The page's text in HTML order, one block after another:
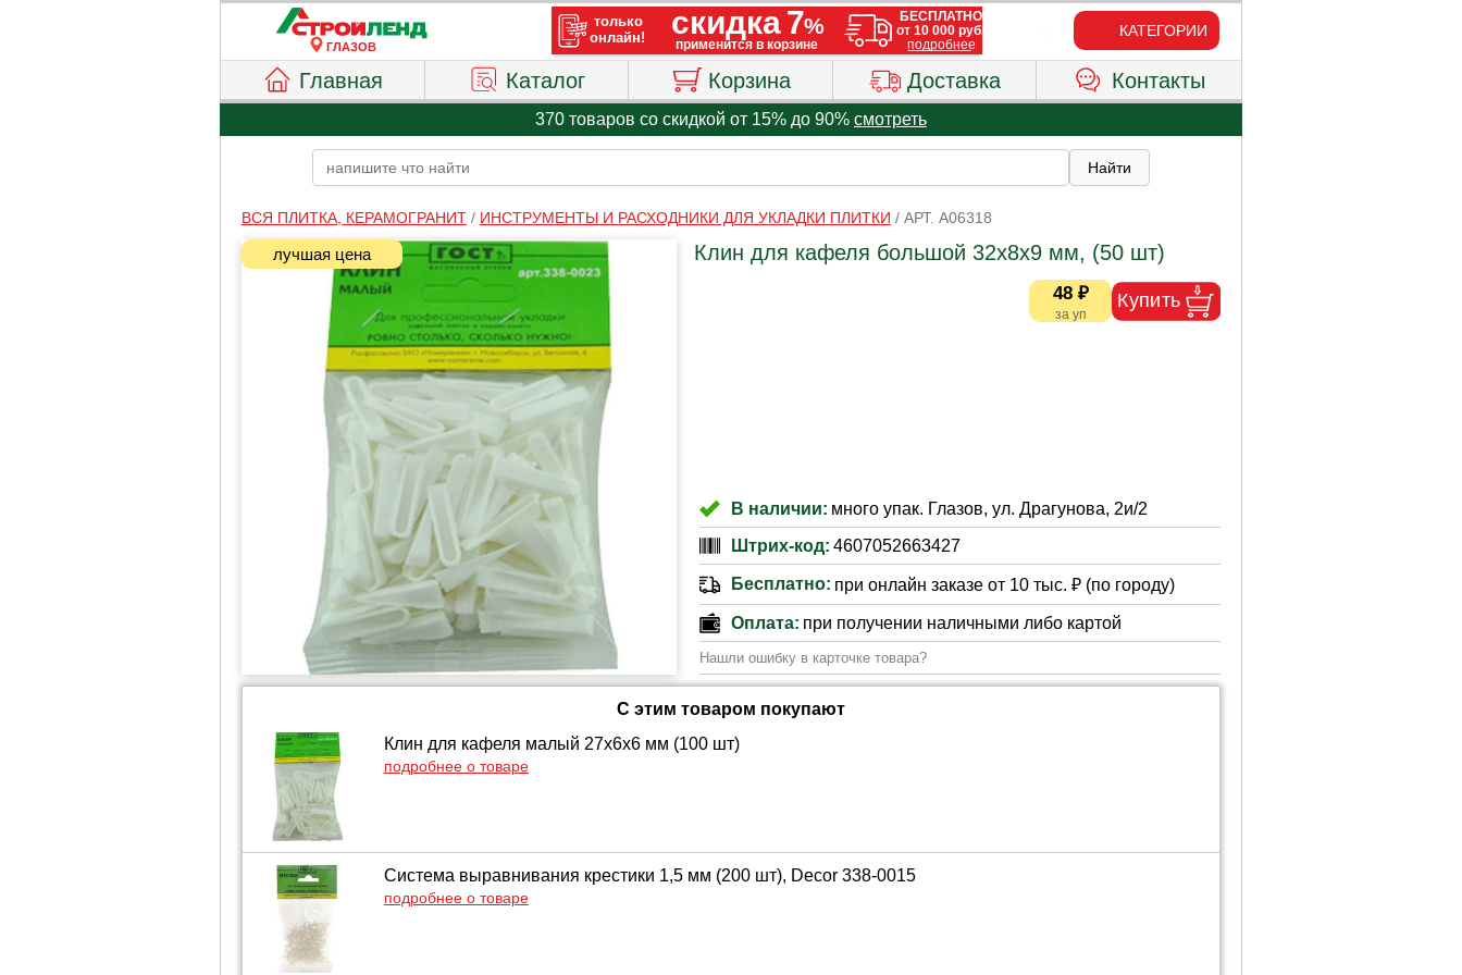
ГЛАЗОВ
КАТЕГОРИИ
Главная Каталог Корзина Доставка Контакты
370 товаров со скидкой от 15% до 90% смотреть
ВСЯ ПЛИТКА, КЕРАМОГРАНИТ/ ИНСТРУМЕНТЫ И РАСХОДНИКИ ДЛЯ УКЛАДКИ ПЛИТКИ / АРТ. A06318
Клин для кафеля большой 32х8х9 мм, (50 шт)
48 ₽
В наличии: много упак. Глазов, ул. Драгунова, 2и/2
Штрих-код: 4607052663427
Бесплатно: при онлайн заказе от 10 тыс. ₽ (по городу)
Оплата: при получении наличными либо картой
Нашли ошибку в карточке товара?
С этим товаром покупают
Клин для кафеля малый 27х6х6 мм (100 шт)
подробнее о товаре
Система выравнивания крестики 1,5 мм (200 шт), Decor 338-0015
подробнее о товаре